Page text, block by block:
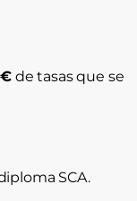
de tasas que se
SCA.